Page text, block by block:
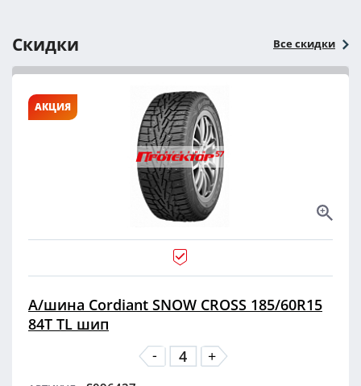
Скидки Все скидки
АКЦИЯ
А/шина Cordiant SNOW CROSS 185/60R15
84T TL шип
-
+